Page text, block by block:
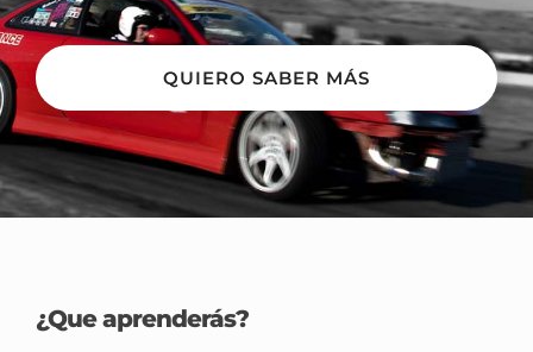
QUIERO SABER MÁS
¿Que aprenderás?